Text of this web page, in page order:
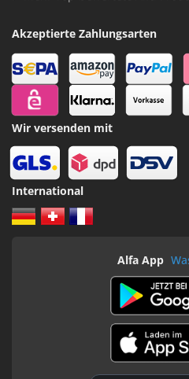
Akzeptierte Zahlungsarten
Wir versenden mit
International
Alfa App